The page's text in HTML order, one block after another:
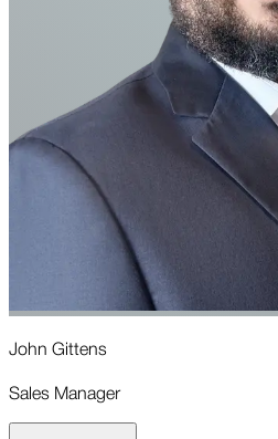
John Gittens
Sales Manager